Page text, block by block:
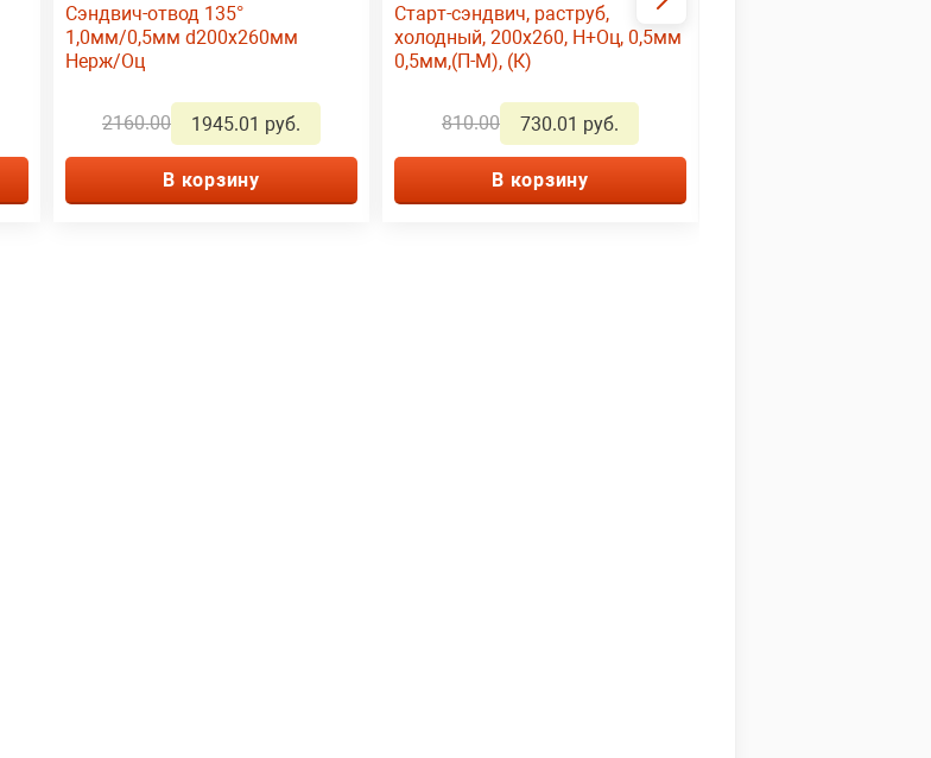
Сэндвич-отвод 135°
1,0мм/0,5мм d200х260мм
Нерж/Оц
2160.00 1945.01 руб.
В корзину
Старт-сэндвич, раструб,
холодный, 200х260, Н+Оц, 0,5мм
0,5мм,(П-М), (К)
810.00 730.01 руб.
В корзину